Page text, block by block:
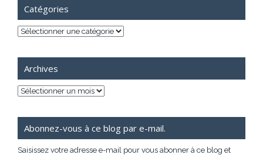
Catégories
Catégories
Archives
Archives
Abonnez-vous à ce blog par e-mail.
Saisissez votre adresse e-mail pour vous abonner à ce blog et